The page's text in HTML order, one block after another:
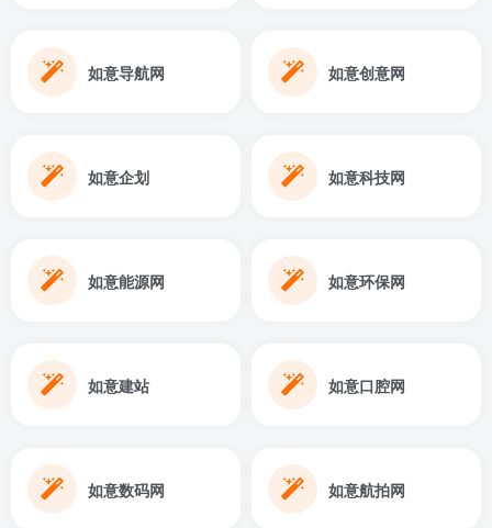
如意导航网 如意创意网
如意企划 如意科技网
如意能源网 如意环保网
如意建站 如意口腔网
如意数码网 如意航拍网